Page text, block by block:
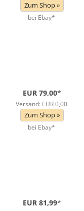
Zum Shop »
bei Ebay*
EUR 79,00*
Versand: EUR 0,00
Zum Shop »
bei Ebay*
EUR 81,99*